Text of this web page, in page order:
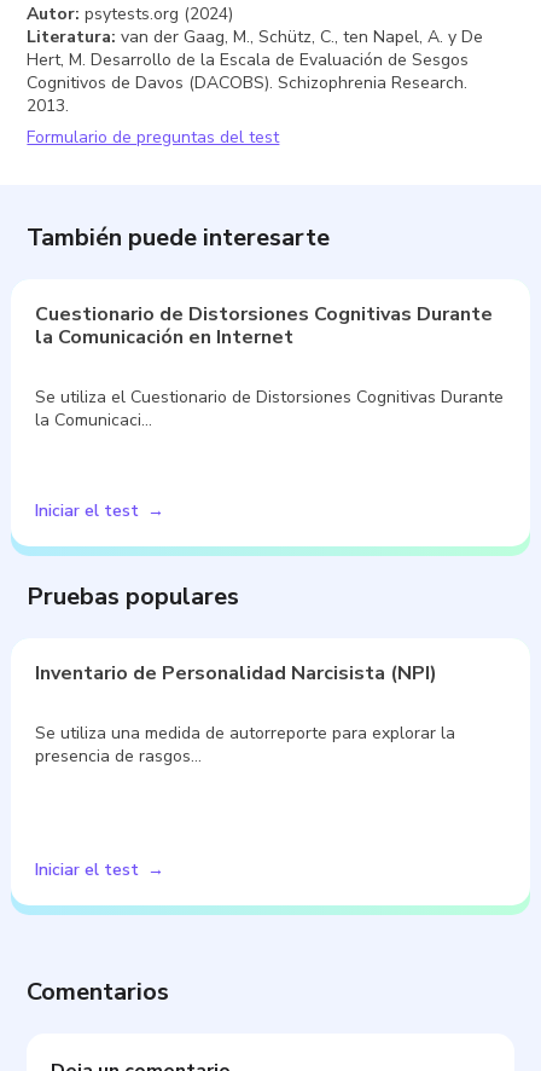
Autor: psytests.org (2024)
Literatura: van der Gaag, M., Schütz, C., ten Napel, A. y De
Hert, M. Desarrollo de la Escala de Evaluación de Sesgos
Cognitivos de Davos (DACOBS). Schizophrenia Research.
2013.
Formulario de preguntas del test
También puede interesarte
Cuestionario de Distorsiones Cognitivas Durante
la Comunicación en Internet
Se utiliza el Cuestionario de Distorsiones Cognitivas Durante
la Comunicaci…
Iniciar el test
Pruebas populares
Inventario de Personalidad Narcisista (NPI)
Se utiliza una medida de autorreporte para explorar la
presencia de rasgos…
Iniciar el test
Comentarios